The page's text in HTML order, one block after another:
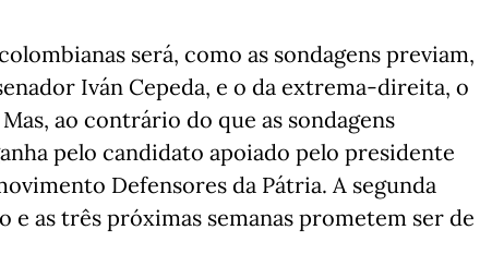
será, como as sondagens previam,
Iván Cepeda, e o da extrema-direita, o
ao contrário do que as sondagens
pelo candidato apoiado pelo presidente
Defensores da Pátria. A segunda
e as três próximas semanas prometem ser de